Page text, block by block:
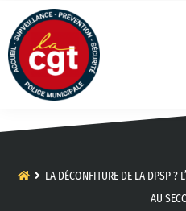
LA DÉCONFITURE DE LA DPSP ?
AU